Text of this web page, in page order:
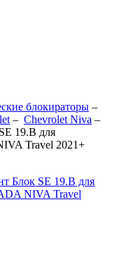
блoкираторы –
– Chevrolet Niva –
19.B для
Travel 2021+